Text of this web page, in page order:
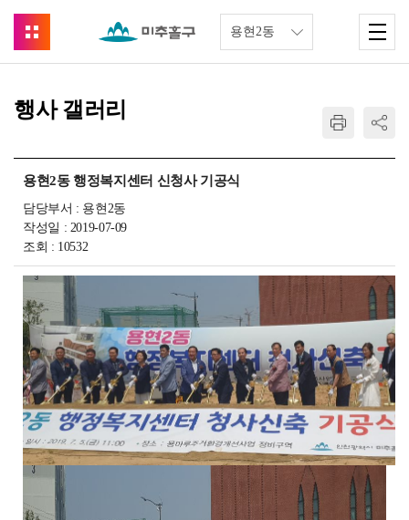
행사 갤러리
용현2동 행정복지센터 신청사 기공식
담당부서 : 용현2동
작성일 : 2019-07-09
조회 : 10532